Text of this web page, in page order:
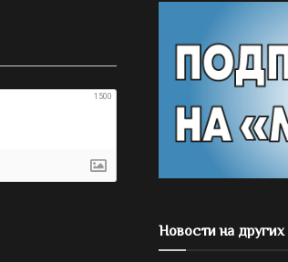
1500
Новости на других